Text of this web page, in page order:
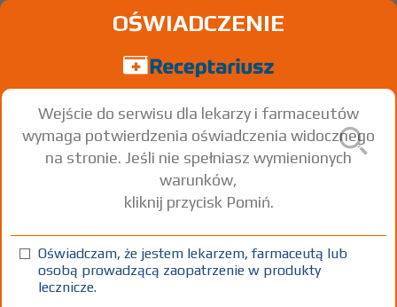
Znaleziono wyników:
OŚWIADCZENIE
Wejście do serwisu dla lekarzy i farmaceutów
wymaga potwierdzenia oświadczenia widocznego
na stronie. Jeśli nie spełniasz wymienionych
warunków,
kliknij przycisk Pomiń.
Oświadczam, że jestem lekarzem, farmaceutą lub
osobą prowadzącą zaopatrzenie w produkty
lecznicze.